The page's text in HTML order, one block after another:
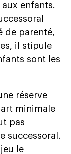
enfants.
de parenté,
il stipule
sont les
réserve
minimale
pas
successoral.
jeu le